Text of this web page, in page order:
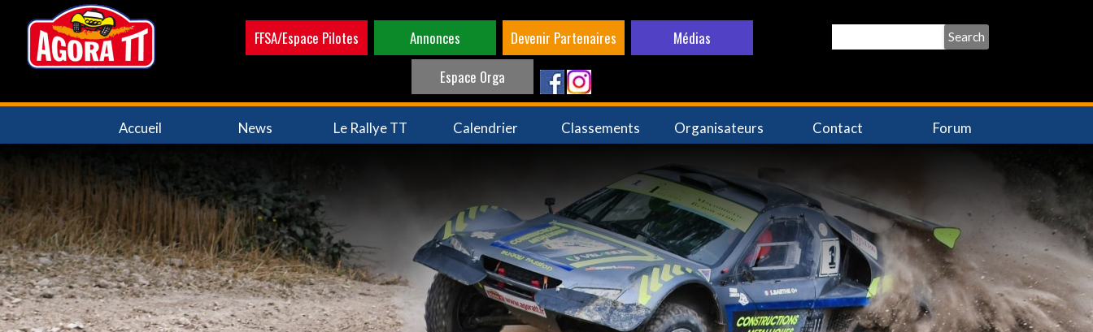
contenu
principal
FFSA/Espace Pilotes Annonces Devenir Partenaires
Médias
Espace Orga
Navigation
principale
Accueil News Le Rallye TT Calendrier Classements Organisateurs Contact Forum